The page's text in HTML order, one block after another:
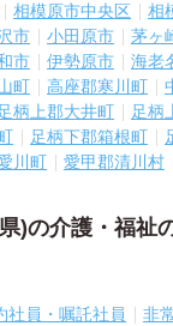
相模原市中央区 相
市 小田原市 茅ヶ
市 伊勢原市 海老
町 高座郡寒川町
柄上郡大井町 足柄
足柄下郡箱根町
川町 愛甲郡清川村
)の介護・福祉
社員・嘱託社員
非